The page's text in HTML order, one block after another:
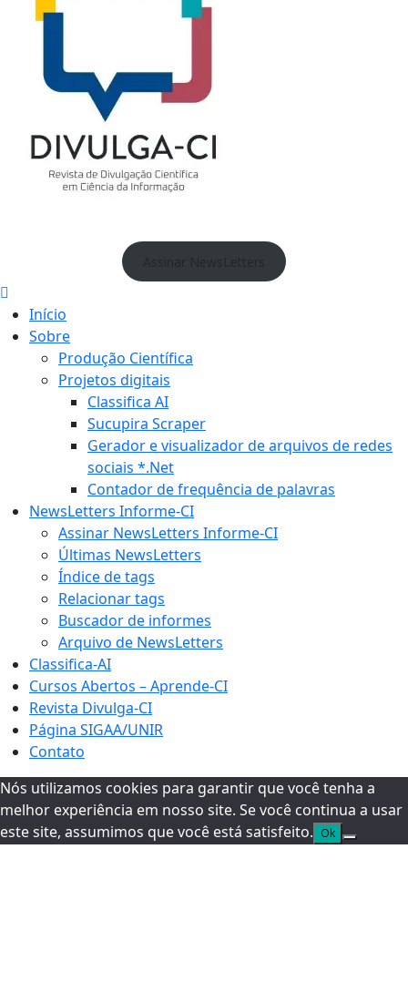
Início
Sobre
Produção Científica
Projetos digitais
Classifica AI
Sucupira Scraper
Gerador e visualizador de arquivos de redes
sociais *.Net
Contador de frequência de palavras
NewsLetters Informe-CI
Assinar NewsLetters Informe-CI
Últimas NewsLetters
Índice de tags
Relacionar tags
Buscador de informes
Arquivo de NewsLetters
Classifica-AI
Cursos Abertos – Aprende-CI
Revista Divulga-CI
Página SIGAA/UNIR
Contato
Nós utilizamos cookies para garantir que você tenha a
melhor experiência em nosso site. Se você continua a usar
este site, assumimos que você está satisfeito. Ok